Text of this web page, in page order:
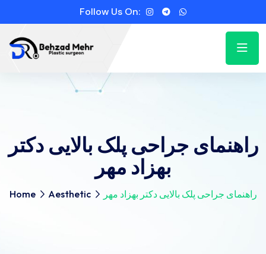
Follow Us On:
راهنمای جراحی پلک بالایی دکتر
بهزاد مهر
Home Aesthetic راهنمای جراحی پلک بالایی دکتر بهزاد مهر